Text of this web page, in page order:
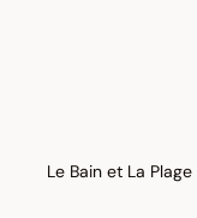
Le Bain et La Plage